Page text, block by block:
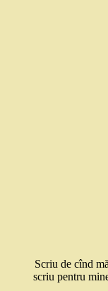
Scriu de cînd
scriu pentru